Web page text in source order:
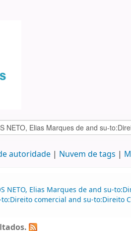
autoridade Nuvem de tags
NETO, Elias Marques de and su-
comercial and su-to:Direito